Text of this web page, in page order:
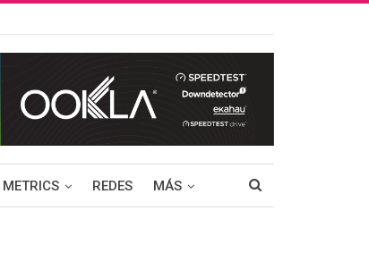
METRICS REDES MÁS